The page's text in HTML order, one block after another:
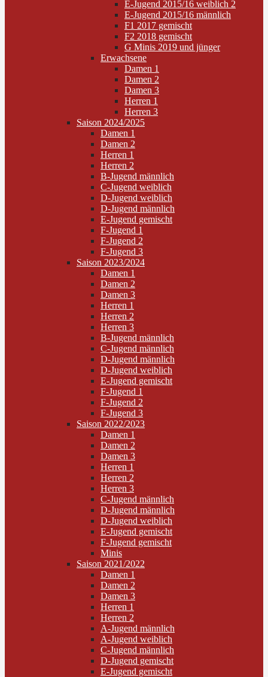
E-Jugend 2015/16 weiblich 2
E-Jugend 2015/16 männlich
F1 2017 gemischt
F2 2018 gemischt
G Minis 2019 und jünger
Erwachsene
Damen 1
Damen 2
Damen 3
Herren 1
Herren 3
Saison 2024/2025
Damen 1
Damen 2
Herren 1
Herren 2
B-Jugend männlich
C-Jugend weiblich
D-Jugend weiblich
D-Jugend männlich
E-Jugend gemischt
F-Jugend 1
F-Jugend 2
F-Jugend 3
Saison 2023/2024
Damen 1
Damen 2
Damen 3
Herren 1
Herren 2
Herren 3
B-Jugend männlich
C-Jugend männlich
D-Jugend männlich
D-Jugend weiblich
E-Jugend gemischt
F-Jugend 1
F-Jugend 2
F-Jugend 3
Saison 2022/2023
Damen 1
Damen 2
Damen 3
Herren 1
Herren 2
Herren 3
C-Jugend männlich
D-Jugend männlich
D-Jugend weiblich
E-Jugend gemischt
F-Jugend gemischt
Minis
Saison 2021/2022
Damen 1
Damen 2
Damen 3
Herren 1
Herren 2
A-Jugend männlich
A-Jugend weiblich
C-Jugend männlich
D-Jugend gemischt
E-Jugend gemischt